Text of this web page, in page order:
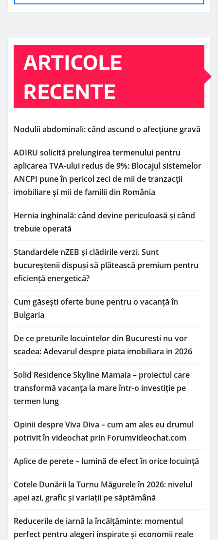
ARTICOLE
RECENTE
Nodulii abdominali: când ascund o afecțiune gravă
ADIRU solicită prelungirea termenului pentru
aplicarea TVA-ului redus de 9%: Blocajul sistemelor
ANCPI pune în pericol zeci de mii de tranzacții
imobiliare și mii de familii din România
Hernia inghinală: când devine periculoasă și când
trebuie operată
Standardele nZEB și clădirile verzi. Sunt
bucureștenii dispuși să plătească premium pentru
eficiență energetică?
Cum găsești oferte bune pentru o vacanță în
Bulgaria
De ce preturile locuintelor din Bucuresti nu vor
scadea: Adevarul despre piata imobiliara in 2026
Solid Residence Skyline Mamaia – proiectul care
transformă vacanța la mare într-o investiție pe
termen lung
Opinii despre Viva Diva – cum am ales eu drumul
potrivit în videochat prin Forumvideochat.com
Aplice de perete – lumină de efect în orice locuință
Cotele Dunării la Turnu Măgurele în 2026: nivelul
apei azi, grafic și variații pe săptămână
Reducerile de iarnă la încălțăminte: momentul
perfect pentru alegeri inspirate și economii reale